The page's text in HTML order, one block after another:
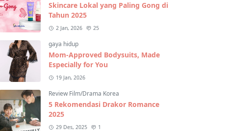
Skincare Lokal yang Paling Gong di
Tahun 2025
2 Jan, 2026 25
gaya hidup
Mom-Approved Bodysuits, Made
Especially for You
19 Jan, 2026
Review Film/Drama Korea
5 Rekomendasi Drakor Romance
2025
29 Des, 2025 1